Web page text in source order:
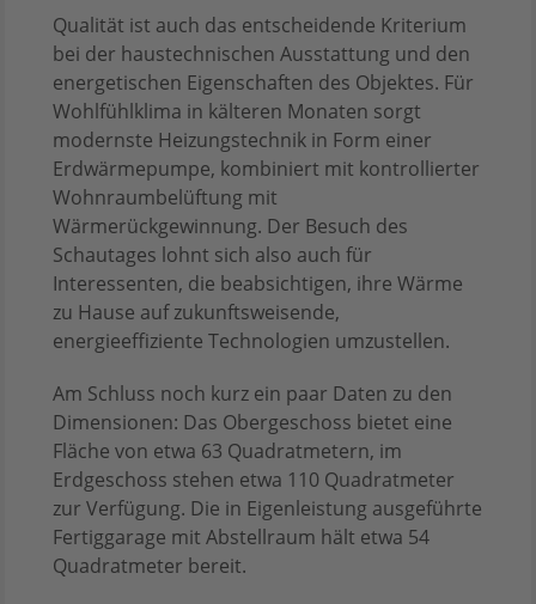
Qualität ist auch das entscheidende Kriterium
bei der haustechnischen Ausstattung und den
energetischen Eigenschaften des Objektes. Für
Wohlfühlklima in kälteren Monaten sorgt
modernste Heizungstechnik in Form einer
Erdwärmepumpe, kombiniert mit kontrollierter
Wohnraumbelüftung mit
Wärmerückgewinnung. Der Besuch des
Schautages lohnt sich also auch für
Interessenten, die beabsichtigen, ihre Wärme
zu Hause auf zukunftsweisende,
energieeffiziente Technologien umzustellen.
Am Schluss noch kurz ein paar Daten zu den
Dimensionen: Das Obergeschoss bietet eine
Fläche von etwa 63 Quadratmetern, im
Erdgeschoss stehen etwa 110 Quadratmeter
zur Verfügung. Die in Eigenleistung ausgeführte
Fertiggarage mit Abstellraum hält etwa 54
Quadratmeter bereit.